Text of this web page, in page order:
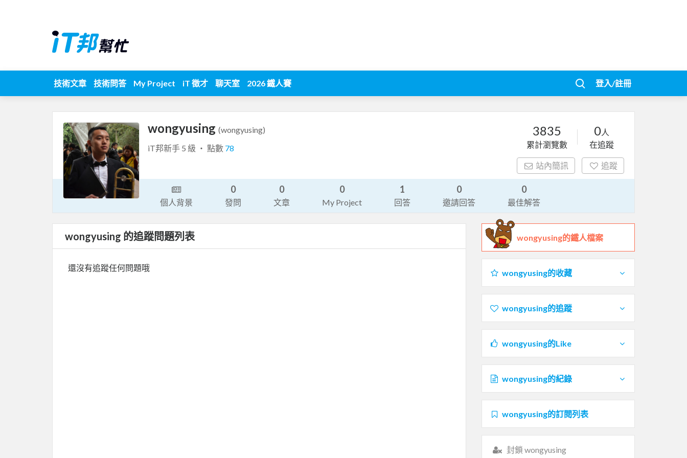
技術文章 技術問答 My Project iT 徵才 聊天室 2026 鐵人賽 登入/註冊
wongyusing (wongyusing)
iT邦新手 5 級 ‧ 點數 78
3835
累計瀏覽數
0人
在追蹤
站內簡訊 追蹤
個人背景
0
發問
0
文章
0
My Project
1
回答
0
邀請回答
0
最佳解答
wongyusing 的追蹤問題列表
還沒有追蹤任何問題哦
wongyusing的鐵人檔案
wongyusing的收藏
wongyusing的追蹤
wongyusing的Like
wongyusing的紀錄
wongyusing的訂閱列表
封鎖 wongyusing